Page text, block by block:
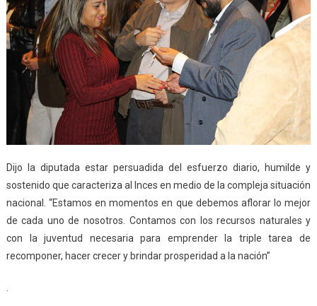
Dijo la diputada estar persuadida del esfuerzo diario, humilde y
sostenido que caracteriza al Inces en medio de la compleja situación
nacional. “Estamos en momentos en que debemos aflorar lo mejor
de cada uno de nosotros. Contamos con los recursos naturales y
con la juventud necesaria para emprender la triple tarea de
recomponer, hacer crecer y brindar prosperidad a la nación”